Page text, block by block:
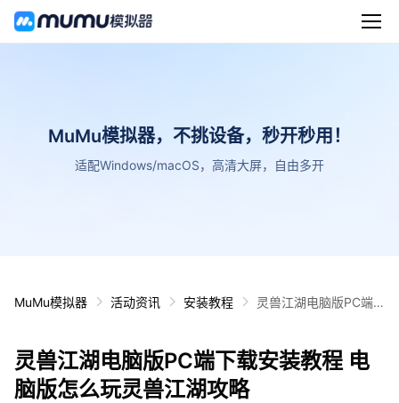
MuMu模拟器，不挑设备，秒开秒用！
适配Windows/macOS，高清大屏，自由多开
MuMu模拟器 活动资讯 安装教程
灵兽江湖电脑版PC端
灵兽江湖电脑版PC端下载安装教程 电
脑版怎么玩灵兽江湖攻略